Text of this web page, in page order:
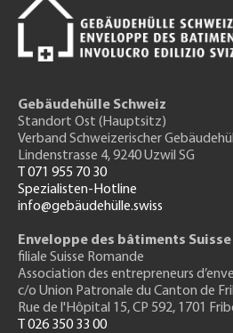
Gebäudehülle Schweiz
Standort Ost (Hauptsitz)
Verband Schweizerischer
Lindenstrasse 4, 9240 Uzwil SG
T 071 955 70 30
Spezialisten-Hotline
info@gebäudehülle.swiss
Enveloppe des bâtiments Suisse
filiale Suisse Romande
Association des entrepreneurs
c/o Union Patronale du Canton de
Rue de l'Hôpital 15, CP 592, 1701
T 026 350 33 00